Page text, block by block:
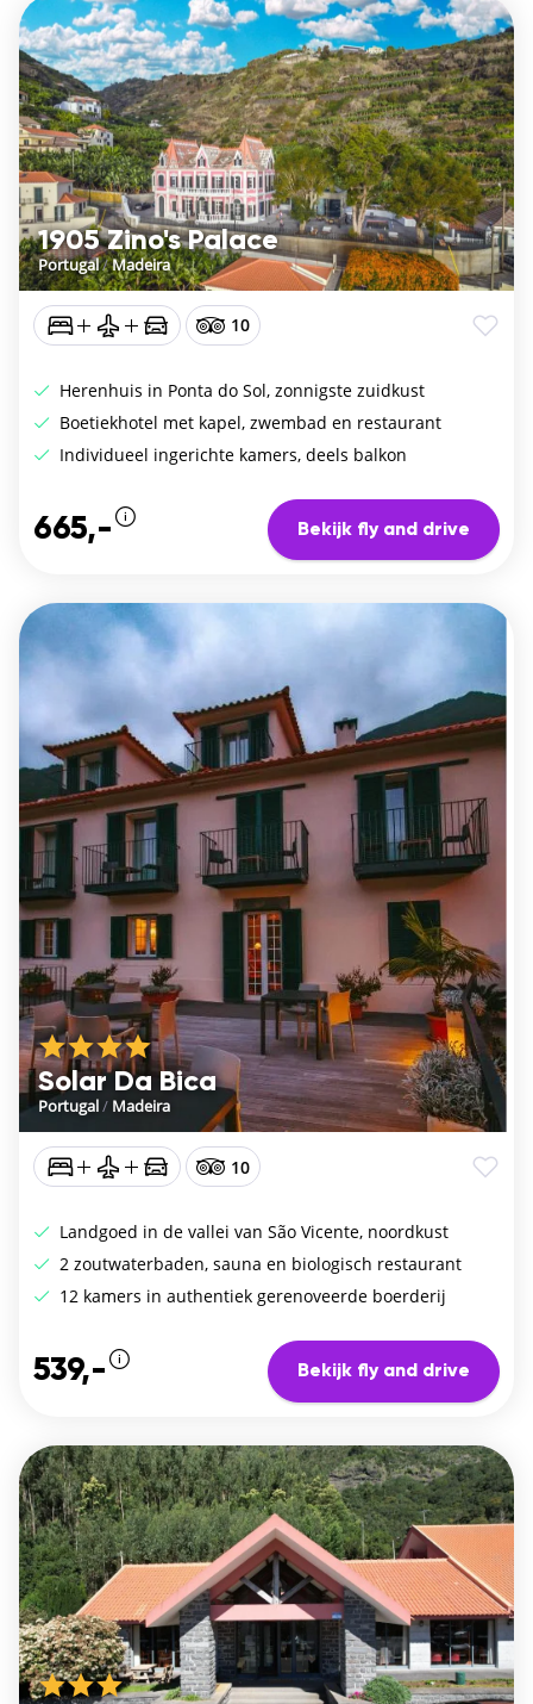
1905 Zino's Palace
Portugal/Madeira
10
Herenhuis in Ponta do Sol, zonnigste zuidkust
Boetiekhotel met kapel, zwembad en restaurant
Individueel ingerichte kamers, deels balkon
665,- Bekijk fly and drive
Solar Da Bica
Portugal/ Madeira
10
Landgoed in de vallei van São Vicente, noordkust
2 zoutwaterbaden, sauna en biologisch restaurant
12 kamers in authentiek gerenoveerde boerderij
539,- Bekijk fly and drive